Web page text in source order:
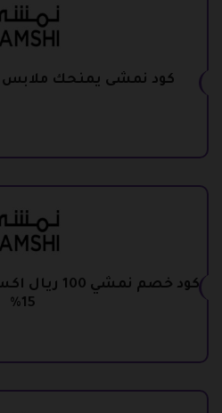
كود نمشى يمنحك ملابس
كود خصم
15%